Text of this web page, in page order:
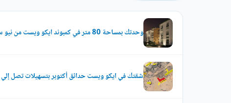
وحدتك بمساحة 80 متر في كمبوند ايكو ويست من نيو سيتي
شقتك في ايكو ويست حدائق أكتوبر بتسهيلات تصل إلي 7 سنوات